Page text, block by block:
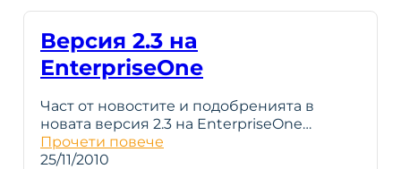
Версия 2.3 на
EnterpriseOne
Част от новостите и подобренията в
новата версия 2.3 на EnterpriseOne…
Прочети повече
25/11/2010